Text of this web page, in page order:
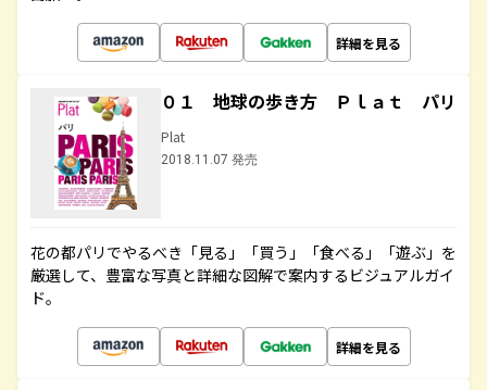
詳細を見る
０１ 地球の歩き方 Ｐｌａｔ パリ
Plat
2018.11.07 発売
花の都パリでやるべき「見る」「買う」「食べる」「遊ぶ」を
厳選して、豊富な写真と詳細な図解で案内するビジュアルガイ
ド。
詳細を見る